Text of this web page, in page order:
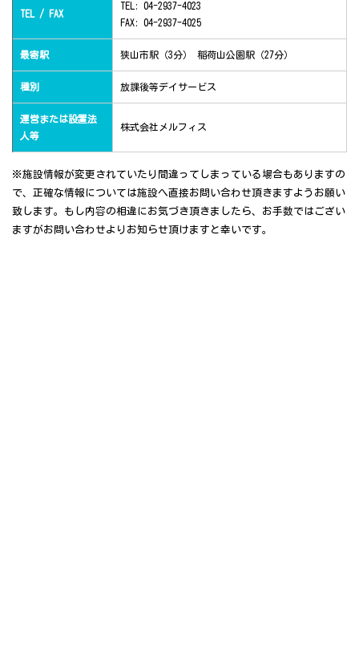
TEL / FAX
TEL: 04-2937-4023
FAX: 04-2937-4025
最寄駅 狭山市駅（3分） 稲荷山公園駅（27分）
種別 放課後等デイサービス
運営または設置法
人等
株式会社メルフィス
※施設情報が変更されていたり間違ってしまっている場合もありますの
で、正確な情報については施設へ直接お問い合わせ頂きますようお願い
致します。もし内容の相違にお気づき頂きましたら、お手数ではござい
ますがお問い合わせよりお知らせ頂けますと幸いです。